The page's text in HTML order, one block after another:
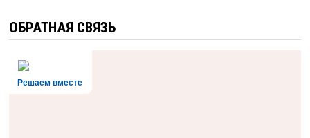
ОБРАТНАЯ СВЯЗЬ
Решаем вместе